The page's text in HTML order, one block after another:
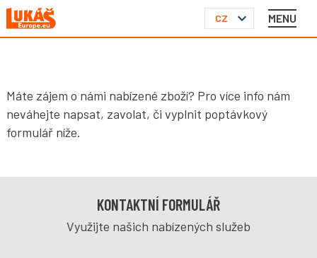
MENU
CZ
Máte zájem o námi nabízené zboží? Pro více info nám
neváhejte napsat, zavolat, či vyplnit poptávkový
formulář níže.
KONTAKTNÍ FORMULÁŘ
Využijte našich nabízených služeb